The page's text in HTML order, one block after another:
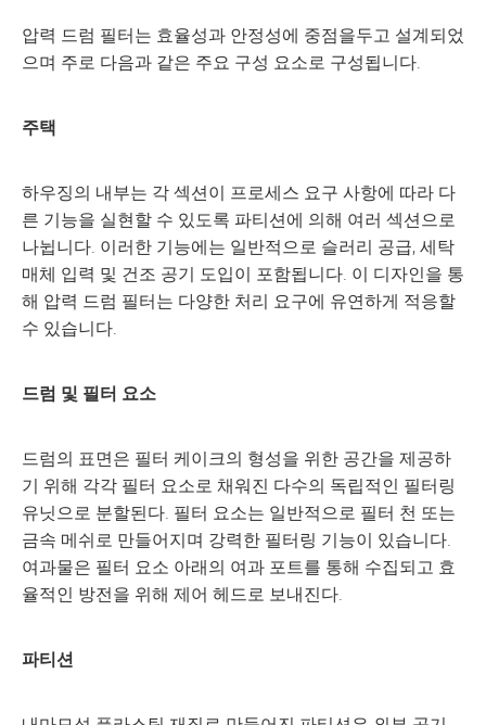
압력 드럼 필터는 효율성과 안정성에 중점을두고 설계되었
으며 주로 다음과 같은 주요 구성 요소로 구성됩니다.
주택
하우징의 내부는 각 섹션이 프로세스 요구 사항에 따라 다
른 기능을 실현할 수 있도록 파티션에 의해 여러 섹션으로
나뉩니다. 이러한 기능에는 일반적으로 슬러리 공급, 세탁
매체 입력 및 건조 공기 도입이 포함됩니다. 이 디자인을 통
해 압력 드럼 필터는 다양한 처리 요구에 유연하게 적응할
수 있습니다.
드럼 및 필터 요소
드럼의 표면은 필터 케이크의 형성을 위한 공간을 제공하
기 위해 각각 필터 요소로 채워진 다수의 독립적인 필터링
유닛으로 분할된다. 필터 요소는 일반적으로 필터 천 또는
금속 메쉬로 만들어지며 강력한 필터링 기능이 있습니다.
여과물은 필터 요소 아래의 여과 포트를 통해 수집되고 효
율적인 방전을 위해 제어 헤드로 보내진다.
파티션